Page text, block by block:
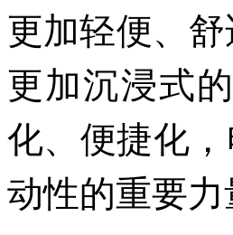
更加轻便、
更加沉浸式
化、便捷化
动性的重要力